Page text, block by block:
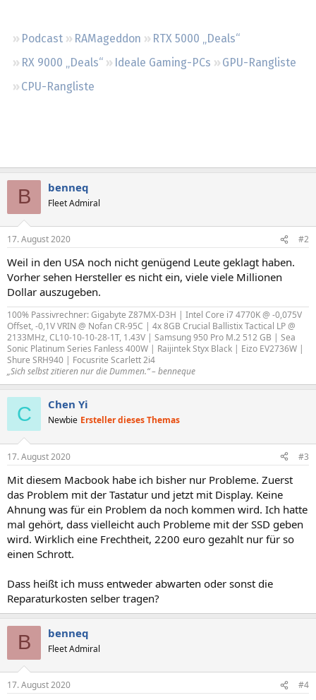
Podcast RAMageddon
RTX 5000 „Deals“
RX 9000 „Deals“
Ideale Gaming-PCs
GPU-Rangliste
CPU-Rangliste
B benneq
Fleet Admiral
17. August 2020 #2
Weil in den USA noch nicht genügend Leute geklagt haben.
Vorher sehen Hersteller es nicht ein, viele viele Millionen
Dollar auszugeben.
100% Passivrechner: Gigabyte Z87MX-D3H | Intel Core i7 4770K @ -0,075V
Offset, -0,1V VRIN @ Nofan CR-95C | 4x 8GB Crucial Ballistix Tactical LP @
2133MHz, CL10-10-10-28-1T, 1.43V | Samsung 950 Pro M.2 512 GB | Sea
Sonic Platinum Series Fanless 400W | Raijintek Styx Black | Eizo EV2736W |
Shure SRH940 | Focusrite Scarlett 2i4
„Sich selbst zitieren nur die Dummen.“ – benneque
C Chen Yi
Newbie Ersteller dieses Themas
17. August 2020 #3
Mit diesem Macbook habe ich bisher nur Probleme. Zuerst
das Problem mit der Tastatur und jetzt mit Display. Keine
Ahnung was für ein Problem da noch kommen wird. Ich hatte
mal gehört, dass vielleicht auch Probleme mit der SSD geben
wird. Wirklich eine Frechtheit, 2200 euro gezahlt nur für so
einen Schrott.
Dass heißt ich muss entweder abwarten oder sonst die
Reparaturkosten selber tragen?
B benneq
Fleet Admiral
17. August 2020 #4